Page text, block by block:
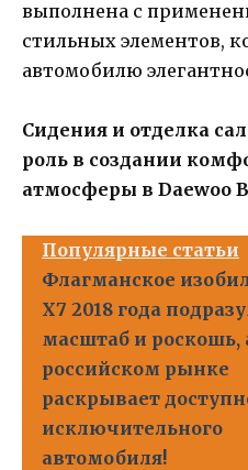
выполнена с
стильных элементов,
автомобилю
Сидения и отделка
роль в создании
атмосферы в Daewoo
Популярные статьи
Флагманское
X7 2018 года
масштаб и роскошь,
российском рынке
раскрывает
исключительного
автомобиля!